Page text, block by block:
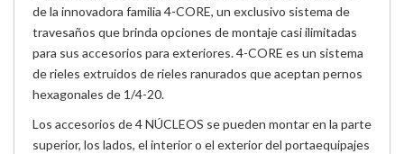
de la innovadora familia 4-CORE, un exclusivo sistema de
travesaños que brinda opciones de montaje casi ilimitadas
para sus accesorios para exteriores. 4-CORE es un sistema
de rieles extruidos de rieles ranurados que aceptan pernos
hexagonales de 1/4-20.
Los accesorios de 4 NÚCLEOS se pueden montar en la parte
superior, los lados, el interior o el exterior del portaequipajes